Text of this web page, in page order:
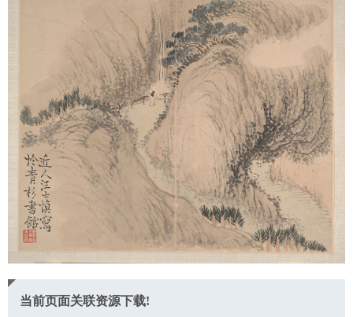
当前页面关联资源下载!